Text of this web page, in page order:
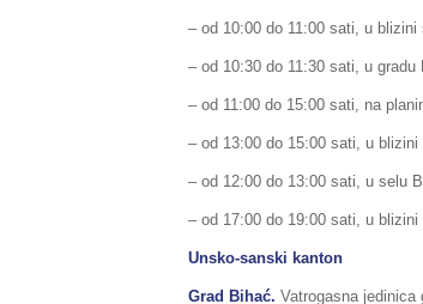
– od 10:00 do 11:00 sati, u
– od 10:30 do 11:30 sati, u gradu
– od 11:00 do 15:00 sati, na
– od 13:00 do 15:00 sati, u
– od 12:00 do 13:00 sati, u selu
– od 17:00 do 19:00 sati, u
Unsko-sanski kanton
Grad Bihać. Vatrogasna